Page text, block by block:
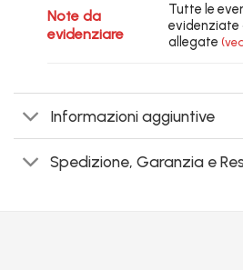
Note da
evidenziare
Tutte le
allegate
Informazioni aggiuntive
Spedizione, Garanzia e